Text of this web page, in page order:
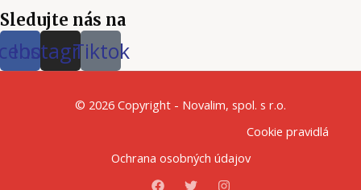
Sledujte nás na
Instagram
Tiktok
© 2026 Copyright - Novalim, spol. s r.o.
Cookie pravidlá
Ochrana osobných údajov